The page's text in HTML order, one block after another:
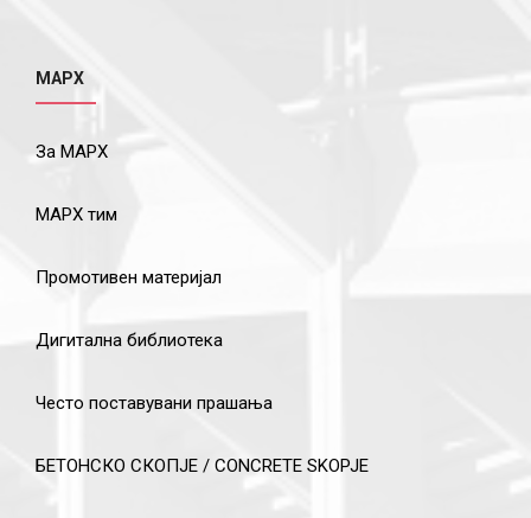
МАРХ
За МАРХ
МАРХ тим
Промотивен материјал
Дигитална библиотека
Често поставувани прашања
БЕТОНСКО СКОПЈЕ / CONCRETE SKOPJE